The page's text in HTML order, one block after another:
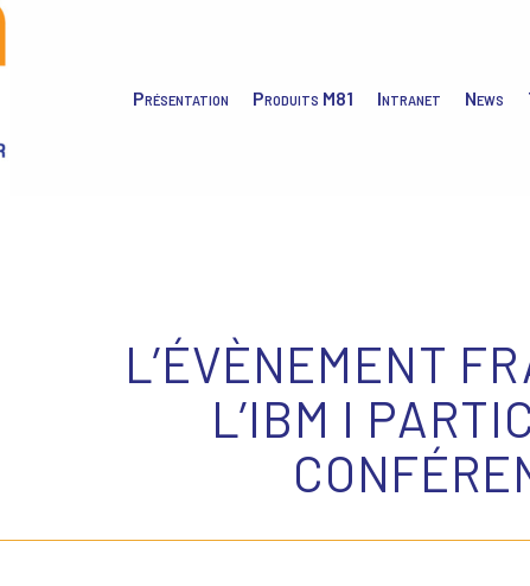
Présentation Produits M81 Intranet News
L’ÉVÈNEMENT
L’IBM I